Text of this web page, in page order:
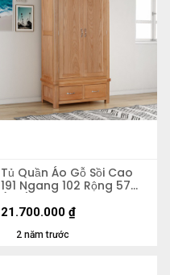
Tủ Quần Áo Gỗ Sồi Cao
191 Ngang 102 Rộng 57
(cm)
2 năm trước
21.700.000 ₫